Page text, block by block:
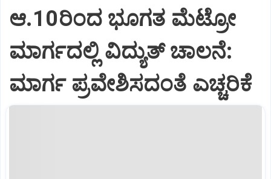
ಆ.10ರಿಂದ ಭೂಗತ ಮೆಟ್ರೋ
ಮಾರ್ಗದಲ್ಲಿ ವಿದ್ಯುತ್‌ ಚಾಲನೆ:
ಮಾರ್ಗ ಪ್ರವೇಶಿಸದಂತೆ ಎಚ್ಚರಿಕೆ